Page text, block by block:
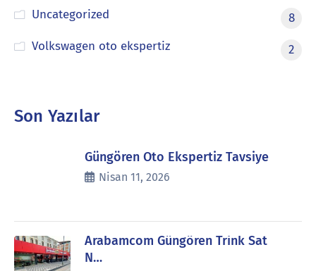
Uncategorized
8
Volkswagen oto ekspertiz
2
Son Yazılar
Güngören Oto Ekspertiz Tavsiye
Nisan 11, 2026
Arabamcom Güngören Trink Sat
N…